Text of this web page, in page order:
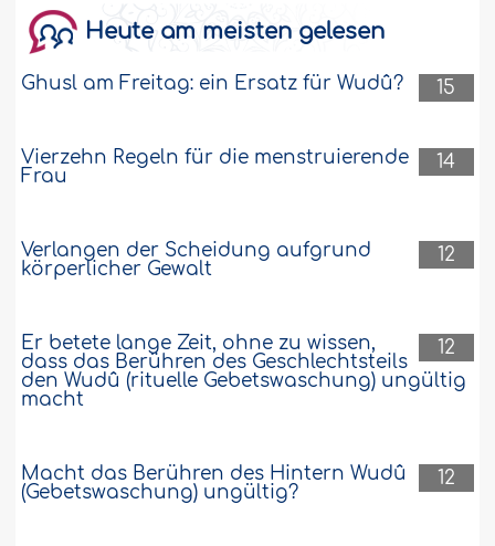
Heute am meisten gelesen
15
Ghusl am Freitag: ein Ersatz für Wudû?
14
Vierzehn Regeln für die menstruierende
Frau
12
Verlangen der Scheidung aufgrund
körperlicher Gewalt
12
Er betete lange Zeit, ohne zu wissen,
dass das Berühren des Geschlechtsteils
den Wudû (rituelle Gebetswaschung) ungültig
macht
12
Macht das Berühren des Hintern Wudû
(Gebetswaschung) ungültig?